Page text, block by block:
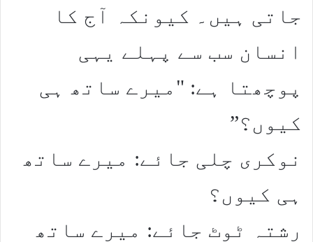
جاتی ہیں۔ کیونکہ آج کا
انسان سب سے پہلے یہی
پوچھتا ہے: "میرے ساتھ ہی
کیوں؟”
نوکری چلی جائے: میرے ساتھ
ہی کیوں؟
رشتہ ٹوٹ جائے: میرے ساتھ